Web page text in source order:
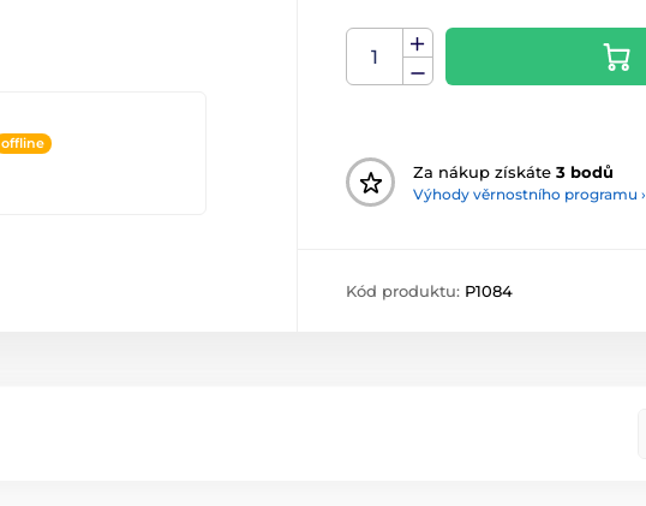
offline
Za nákup získáte 3 bodů
Výhody věrnostního programu ›
Kód produktu: P1084